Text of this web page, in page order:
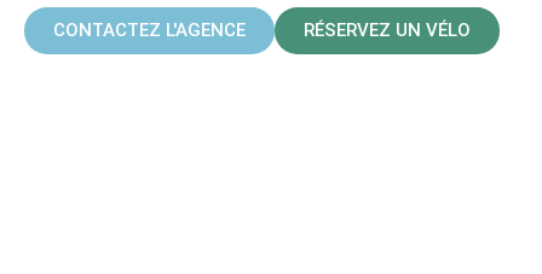
CONTACTEZ L'AGENCE RÉSERVEZ UN VÉLO